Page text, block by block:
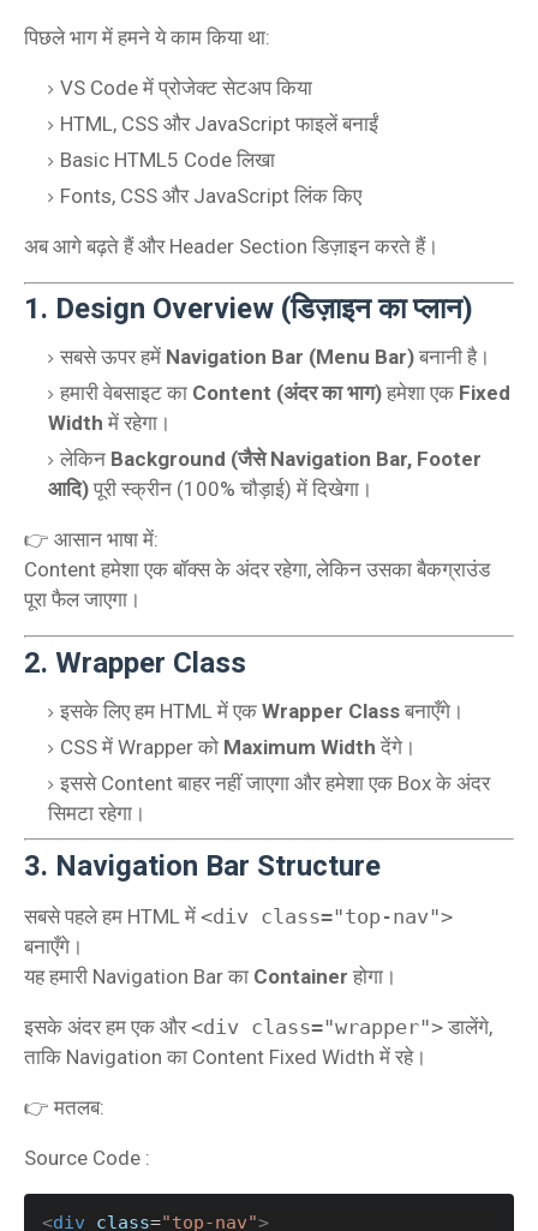
पिछले भाग में हमने ये काम किया था:
VS Code में प्रोजेक्ट सेटअप किया
HTML, CSS और JavaScript फाइलें बनाईं
Basic HTML5 Code लिखा
Fonts, CSS और JavaScript लिंक किए
अब आगे बढ़ते हैं और Header Section डिज़ाइन करते हैं।
1. Design Overview (डिज़ाइन का प्लान)
सबसे ऊपर हमें Navigation Bar (Menu Bar) बनानी है।
हमारी वेबसाइट का Content (अंदर का भाग) हमेशा एक Fixed
Width में रहेगा।
लेकिन Background (जैसे Navigation Bar, Footer
आदि) पूरी स्क्रीन (100% चौड़ाई) में दिखेगा।
👉 आसान भाषा में:
Content हमेशा एक बॉक्स के अंदर रहेगा, लेकिन उसका बैकग्राउंड
पूरा फैल जाएगा।
2. Wrapper Class
इसके लिए हम HTML में एक Wrapper Class बनाएँगे।
CSS में Wrapper को Maximum Width देंगे।
इससे Content बाहर नहीं जाएगा और हमेशा एक Box के अंदर
सिमटा रहेगा।
3. Navigation Bar Structure
सबसे पहले हम HTML में <div class="top-nav">
बनाएँगे।
यह हमारी Navigation Bar का Container होगा।
इसके अंदर हम एक और<div class="wrapper"> डालेंगे,
ताकि Navigation का Content Fixed Width में रहे।
👉 मतलब:
Source Code :
<div class="top-nav">